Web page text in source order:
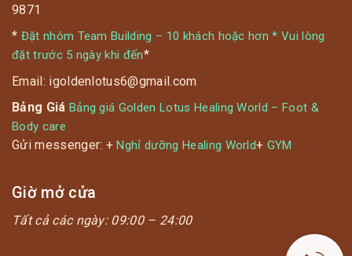
9871
* Đặt nhóm Team Building – 10 khách hoặc hơn * Vui lòng
đặt trước 5 ngày khi đến*
Email: igoldenlotus6@gmail.com
Bảng Giá Bảng giá Golden Lotus Healing World – Foot &
Body care
Gửi messenger: +Nghỉ dưỡng Healing World+ GYM
Giờ mở cửa
Tất cả các ngày: 09:00 – 24:00